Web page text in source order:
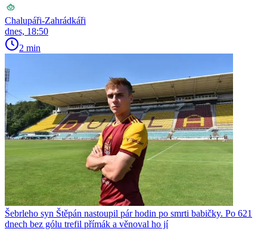
Chalupáři-Zahrádkáři
dnes, 18:50
2 min
Šebrleho syn Štěpán nastoupil pár hodin po smrti babičky. Po 621
dnech bez gólu trefil přímák a věnoval ho jí